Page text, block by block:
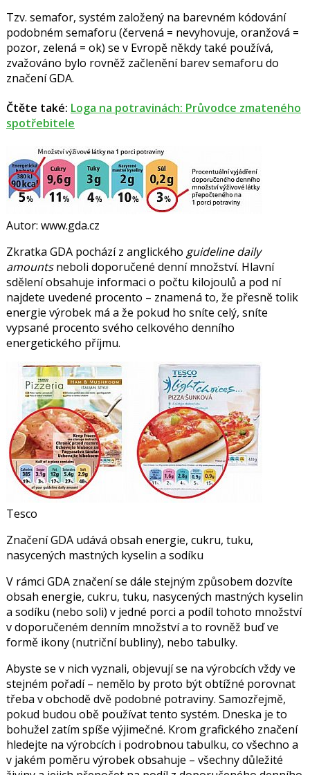
Tzv. semafor, systém založený na barevném kódování
podobném semaforu (červená = nevyhovuje, oranžová =
pozor, zelená = ok) se v Evropě někdy také používá,
zvažováno bylo rovněž začlenění barev semaforu do
značení GDA.
Čtěte také: Loga na potravinách: Průvodce zmateného
spotřebitele
Autor: www.gda.cz
Zkratka GDA pochází z anglického guideline daily
amountsneboli doporučené denní množství. Hlavní
sdělení obsahuje informaci o počtu kilojoulů a pod ní
najdete uvedené procento – znamená to, že přesně tolik
energie výrobek má a že pokud ho sníte celý, sníte
vypsané procento svého celkového denního
energetického příjmu.
Tesco
Značení GDA udává obsah energie, cukru, tuku,
nasycených mastných kyselin a sodíku
V rámci GDA značení se dále stejným způsobem dozvíte
obsah energie, cukru, tuku, nasycených mastných kyselin
a sodíku (nebo soli) v jedné porci a podíl tohoto množství
v doporučeném denním množství a to rovněž buď ve
formě ikony (nutriční bubliny), nebo tabulky.
Abyste se v nich vyznali, objevují se na výrobcích vždy ve
stejném pořadí – nemělo by proto být obtížné porovnat
třeba v obchodě dvě podobné potraviny. Samozřejmě,
pokud budou obě používat tento systém. Dneska je to
bohužel zatím spíše výjimečné. Krom grafického značení
hledejte na výrobcích i podrobnou tabulku, co všechno a
v jakém poměru výrobek obsahuje – všechny důležité